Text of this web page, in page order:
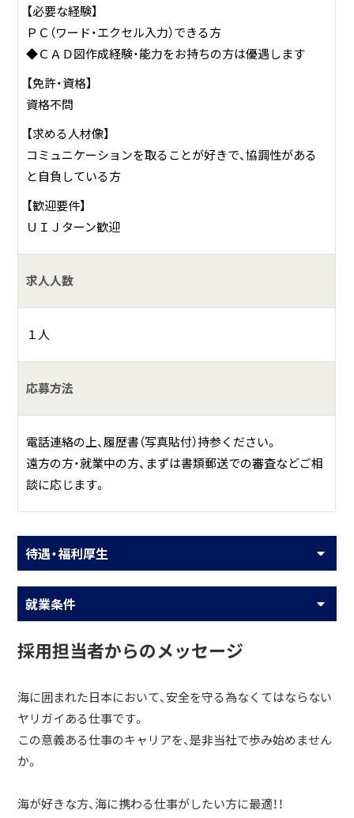
【必要な経験】
ＰＣ（ワード・エクセル入力）できる方
◆ＣＡＤ図作成経験・能力をお持ちの方は優遇します
【免許・資格】
資格不問
【求める人材像】
コミュニケーションを取ることが好きで、協調性がある
と自負している方
【歓迎要件】
ＵＩＪターン歓迎
求人人数
１人
応募方法
電話連絡の上、履歴書（写真貼付）持参ください。
遠方の方・就業中の方、まずは書類郵送での審査などご相
談に応じます。
待遇・福利厚生
就業条件
採用担当者からのメッセージ
海に囲まれた日本において、安全を守る為なくてはならない
ヤリガイある仕事です。
この意義ある仕事のキャリアを、是非当社で歩み始めません
か。
海が好きな方、海に携わる仕事がしたい方に最適！！